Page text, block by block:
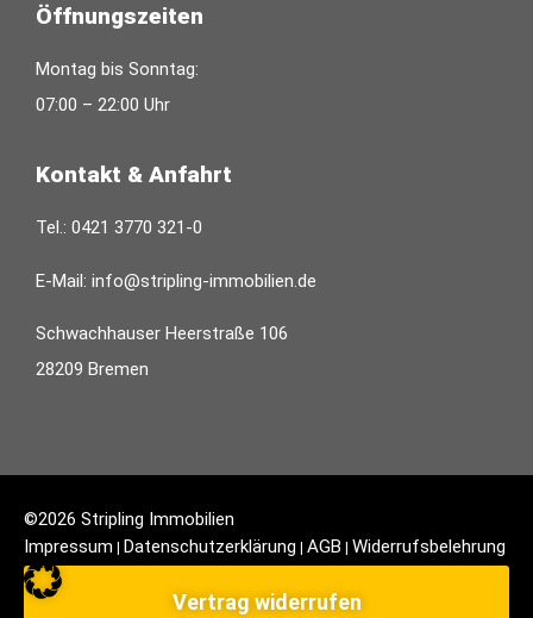
Öffnungszeiten
Montag bis Sonntag:
07:00 – 22:00 Uhr
Kontakt & Anfahrt
Tel.: 0421 3770 321-0
E-Mail: info@stripling-immobilien.de
Schwachhauser Heerstraße 106
28209 Bremen
©2026 Stripling Immobilien
Impressum
Datenschutzerklärung AGB Widerrufsbelehrung
Vertrag widerrufen